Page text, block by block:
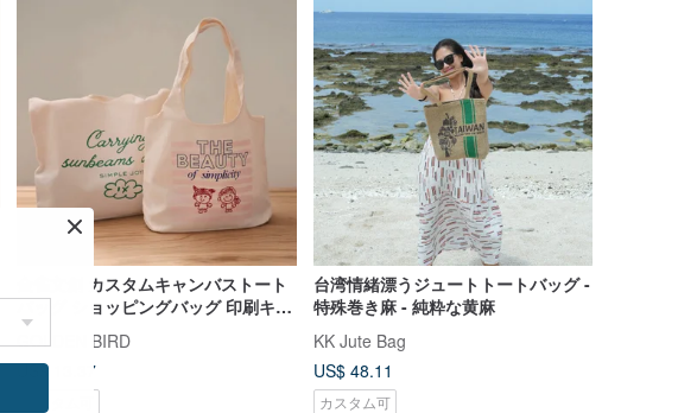
金雀文創 カスタムキャンバストート
バッグ ショッピングバッグ 印刷キャ
ンバストートバッグ オーダーメイド
キャンバストートバッグ バッグ印刷
GOLDEN BIRD
US$ 13.37
台湾情緒漂うジュートトートバッグ -
特殊巻き麻 - 純粋な黄麻
KK Jute Bag
US$ 48.11
カスタム可